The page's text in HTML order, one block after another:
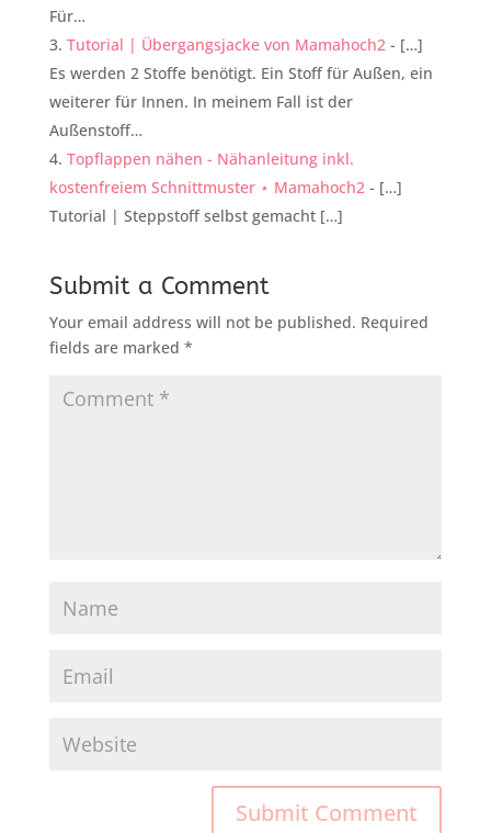
Für…
Tutorial | Übergangsjacke von Mamahoch2- […]
Es werden 2 Stoffe benötigt. Ein Stoff für Außen, ein
weiterer für Innen. In meinem Fall ist der
Außenstoff…
Topflappen nähen - Nähanleitung inkl.
kostenfreiem Schnittmuster ⋆ Mamahoch2- […]
Tutorial | Steppstoff selbst gemacht […]
Submit a Comment
Your email address will not be published. Required
fields are marked *